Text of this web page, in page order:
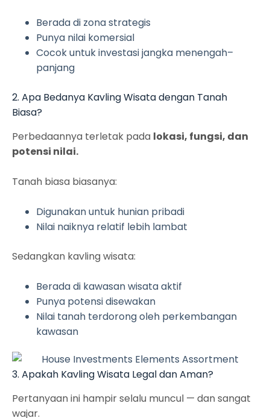
Berada di zona strategis
Punya nilai komersial
Cocok untuk investasi jangka menengah–
panjang
2. Apa Bedanya Kavling Wisata dengan Tanah
Biasa?
Perbedaannya terletak pada lokasi, fungsi, dan
potensi nilai.
Tanah biasa biasanya:
Digunakan untuk hunian pribadi
Nilai naiknya relatif lebih lambat
Sedangkan kavling wisata:
Berada di kawasan wisata aktif
Punya potensi disewakan
Nilai tanah terdorong oleh perkembangan
kawasan
3. Apakah Kavling Wisata Legal dan Aman?
Pertanyaan ini hampir selalu muncul — dan sangat
wajar.